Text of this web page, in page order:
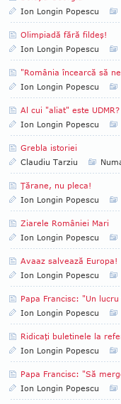
Ion Longin Popescu
Olimpiadă fără fildeş!
Ion Longin Popescu
"România încearcă să
Ion Longin Popescu
Al cui "aliat" este UDMR?
Ion Longin Popescu
Grebla istoriei
Claudiu Tarziu
Ţărane, nu pleca!
Ion Longin Popescu
Ziarele României Mari
Ion Longin Popescu
Avaaz salvează Europa!
Ion Longin Popescu
Papa Francisc: "Un
Ion Longin Popescu
Ridicaţi buletinele la
Ion Longin Popescu
Papa Francisc: "Să
Ion Longin Popescu